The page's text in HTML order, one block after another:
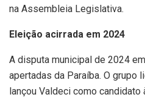
na Assembleia Legislativa.
Eleição acirrada em 2024
A disputa municipal de 2024
apertadas da Paraíba. O grupo
lançou Valdeci como